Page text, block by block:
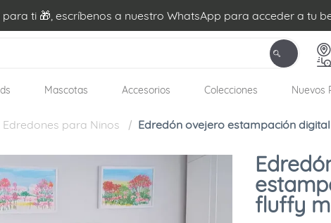
ti 🎁, escríbenos a nuestro WhatsApp para acceder a tu
Mascotas Accesorios Colecciones Nuevos
Edredones para Ninos Edredón ovejero estampación
fluffy